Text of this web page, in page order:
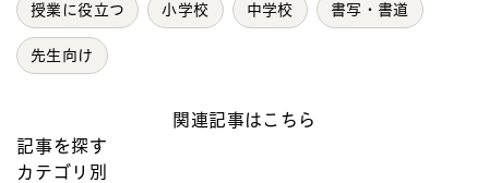
授業に役立つ 小学校 中学校 書写・書道
先生向け
関連記事はこちら
記事を探す
カテゴリ別